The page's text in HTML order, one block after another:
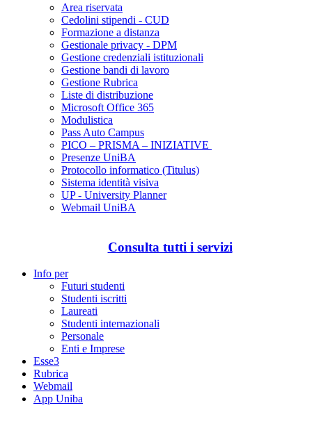
Area riservata
Cedolini stipendi - CUD
Formazione a distanza
Gestionale privacy - DPM
Gestione credenziali istituzionali
Gestione bandi di lavoro
Gestione Rubrica
Liste di distribuzione
Microsoft Office 365
Modulistica
Pass Auto Campus
PICO – PRISMA – INIZIATIVE
Presenze UniBA
Protocollo informatico (Titulus)
Sistema identità visiva
UP - University Planner
Webmail UniBA
Consulta tutti i servizi
Info per
Futuri studenti
Studenti iscritti
Laureati
Studenti internazionali
Personale
Enti e Imprese
Esse3
Rubrica
Webmail
App Uniba